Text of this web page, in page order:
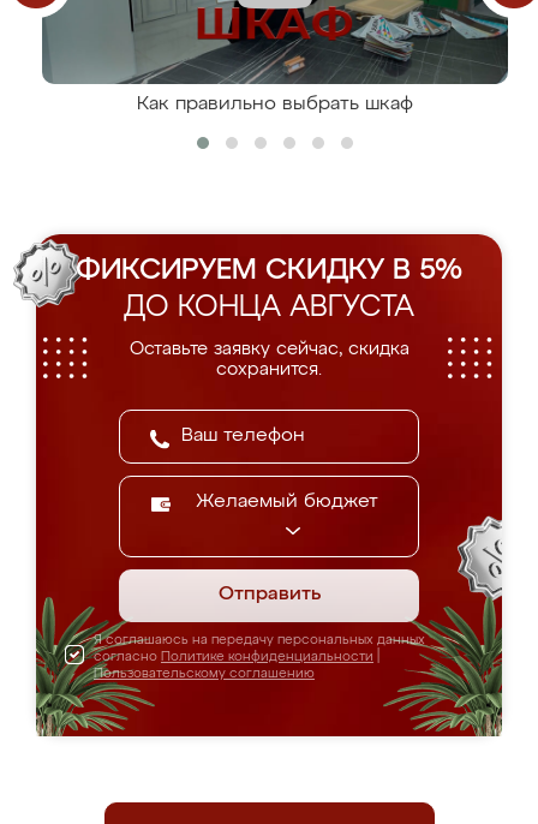
Как правильно выбрать шкаф
ФИКСИРУЕМ СКИДКУ В 5%
ДО КОНЦА АВГУСТА
Оставьте заявку сейчас, скидка
сохранится.
Желаемый бюджет
Отправить
Я соглашаюсь на передачу персональных данных
согласно Политике конфиденциальности
Пользовательскому соглашению